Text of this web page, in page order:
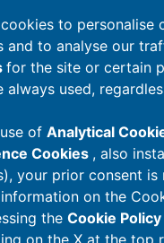
cookies to
and to analyse our
for the site or certain
always used,
of Analytical
Cookies , also
your prior consent is
on the
the Cookie Policy
on the X at the top